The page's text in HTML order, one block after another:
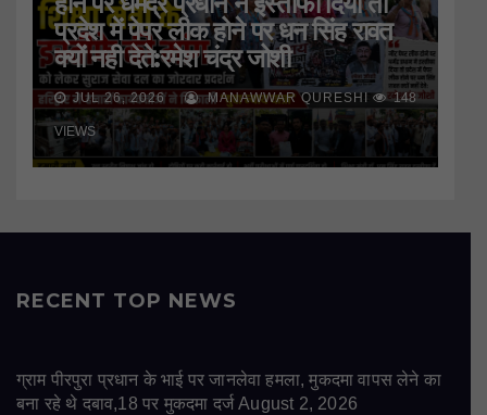
प्रदेश में पेपर लीक होने पर धन सिंह रावत
क्यों नही देते:रमेश चंद्र जोशी
JUL 26, 2026 MANAWWAR QURESHI 148
VIEWS
RECENT TOP NEWS
ग्राम पीरपुरा प्रधान के भाई पर जानलेवा हमला, मुकदमा वापस लेने का
बना रहे थे दबाव,18 पर मुकदमा दर्ज August 2, 2026